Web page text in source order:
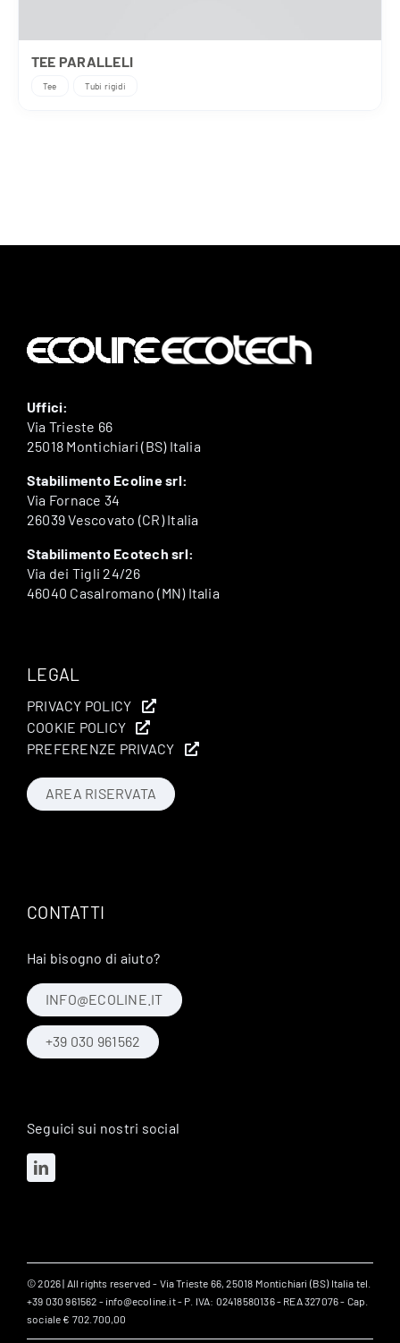
TEE PARALLELI
Tee Tubi rigidi
Uffici:
Via Trieste 66
25018 Montichiari (BS) Italia
Stabilimento Ecoline srl:
Via Fornace 34
26039 Vescovato (CR) Italia
Stabilimento Ecotech srl:
Via dei Tigli 24/26
46040 Casalromano (MN) Italia
LEGAL
PRIVACY POLICY
COOKIE POLICY
PREFERENZE PRIVACY
AREA RISERVATA
CONTATTI
Hai bisogno di aiuto?
INFO@ECOLINE.IT
+39 030 961562
Seguici sui nostri social
© 2026 | All rights reserved - Via Trieste 66, 25018 Montichiari (BS) Italia tel.
+39 030 961562 - info@ecoline.it - P. IVA: 02418580136 - REA 327076 - Cap.
sociale € 702.700,00